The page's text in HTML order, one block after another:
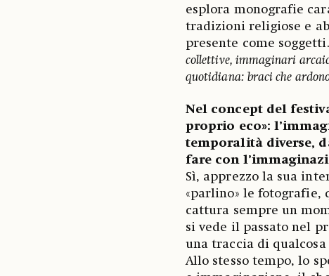
esplora monografie
tradizioni religiose e
presente come
collettive, immaginari
quotidiana: braci che
Nel concept del
proprio eco»:
temporalità diverse,
fare con
Sì, apprezzo la sua
«parlino» le fotografie,
cattura sempre un
si vede il passato nel
una traccia di qualcosa
Allo stesso tempo, lo